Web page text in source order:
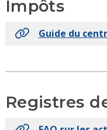
Impôts
Guide du
Registres